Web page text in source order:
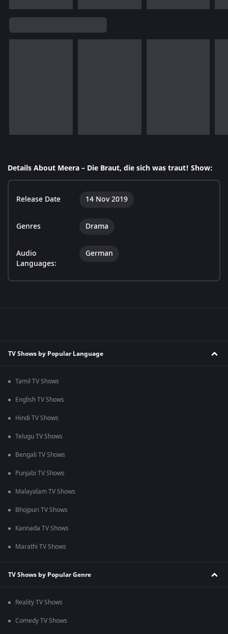
Details About Meera – Die Braut, die sich was traut! Show:
Release Date 14 Nov 2019
Genres Drama
Audio
Languages:
German
TV Shows by Popular Language
Tamil TV Shows
English TV Shows
Hindi TV Shows
Telugu TV Shows
Bengali TV Shows
Punjabi TV Shows
Malayalam TV Shows
Bhojpuri TV Shows
Kannada TV Shows
Marathi TV Shows
TV Shows by Popular Genre
Reality TV Shows
Comedy TV Shows